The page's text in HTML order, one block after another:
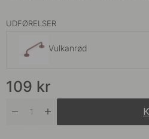
UDFØRELSER
Vulkanrød
Grå
109 kr